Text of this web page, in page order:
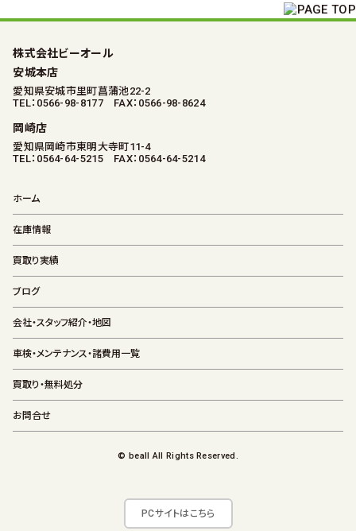
株式会社ビーオール
安城本店
愛知県安城市里町菖蒲池22-2
TEL：0566-98-8177 FAX：0566-98-8624
岡崎店
愛知県岡崎市東明大寺町11-4
TEL：0564-64-5215 FAX：0564-64-5214
ホーム
在庫情報
買取り実績
ブログ
会社・スタッフ紹介・地図
車検・メンテナンス・諸費用一覧
買取り・無料処分
お問合せ
© beall All Rights Reserved.
PCサイトはこちら